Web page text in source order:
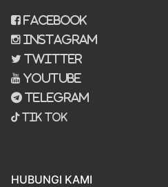
Facebook
Instagram
Twitter
Youtube
Telegram
Tik Tok
HUBUNGI KAMI